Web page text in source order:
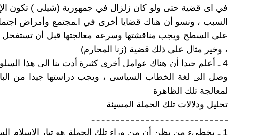
في اى قضية حتى ولو كان زلزال في جمهورية (شيلى ) تكون
السبب ، ونسو أن هناك قضايا أخرى في المجتمع وأمراض
على السطح ويجب مناقشتها وسرعة معالجتها قبل أن تستفحل
، وخير مثال على ذلك قضية (زنا المحارم)
4 ـ أعلم جيدا أن هناك عوامل أخرى كثيرة أدت بنا الى هذا
وصل الى لغة الخطاب السياسى ، ويجب دراستها جيدا من
لمعالجة تلك الظاهرة
تحليل ودلالات تلك الحملة المسيئة
ـ ـ ـ ـ ـ ـ ـ ـ ـ ـ ـ ـ ـ ـ ـ ـ ـ ـ ـ ـ ـ ـ ـ ـ ـ ـ ـ ـ
1 ـ يخطىء من يظن أن من وراء تلك الحملة هو تيار الإسلام